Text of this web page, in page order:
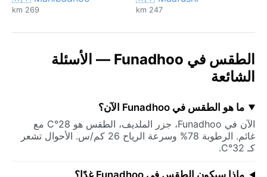
247 km
269 km
الطقس في Funadhoo — الأسئلة
الشائعة
ما هو الطقس في Funadhoo الآن؟
الآن في Funadhoo، جزر الملديف، الطقس هو 28°C مع
غائم. الرطوبة 78% وسرعة الرياح 26 كم/س. الأحوال تشعر
كـ 32°C.
ماذا سيكون الطقس في Funadhoo غدًا؟